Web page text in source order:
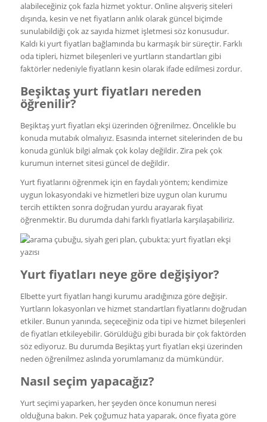
alabileceğiniz çok fazla hizmet yoktur. Online alışveriş siteleri
dışında, kesin ve net fiyatların anlık olarak güncel biçimde
sunulabildiği çok az sayıda hizmet işletmesi söz konusudur.
Kaldı ki yurt fiyatları bağlamında bu karmaşık bir süreçtir. Farklı
oda tipleri, hizmet bileşenleri ve yurtların standartları gibi
faktörler nedeniyle fiyatların kesin olarak ifade edilmesi zordur.
Beşiktaş yurt fiyatları nereden
öğrenilir?
Beşiktaş yurt fiyatları ekşi üzerinden öğrenilmez. Öncelikle bu
konuda mutabık olmalıyız. Esasında internet sitelerinden de bu
konuda günlük bilgi almak çok kolay değildir. Zira pek çok
kurumun internet sitesi güncel de değildir.
Yurt fiyatlarını öğrenmek için en faydalı yöntem; kendimize
uygun lokasyondaki ve hizmetleri bize uygun olan kurumu
tercih ettikten sonra doğrudan yurdu arayarak fiyat
öğrenmektir. Bu durumda dahi farklı fiyatlarla karşılaşabiliriz.
Yurt fiyatları neye göre değişiyor?
Elbette yurt fiyatları hangi kurumu aradığınıza göre değişir.
Yurtların lokasyonları ve hizmet standartları fiyatlarını doğrudan
etkiler. Bunun yanında, seçeceğiniz oda tipi ve hizmet bileşenleri
de fiyatları etkileyebilir. Görüldüğü gibi burada bir çok faktörden
söz ediyoruz. Bu durumda Beşiktaş yurt fiyatları ekşi üzerinden
neden öğrenilmez aslında yorumlamanız da mümkündür.
Nasıl seçim yapacağız?
Yurt seçimi yaparken, her şeyden önce konumun neresi
olduğuna bakın. Pek çoğumuz hata yaparak, önce fiyata göre